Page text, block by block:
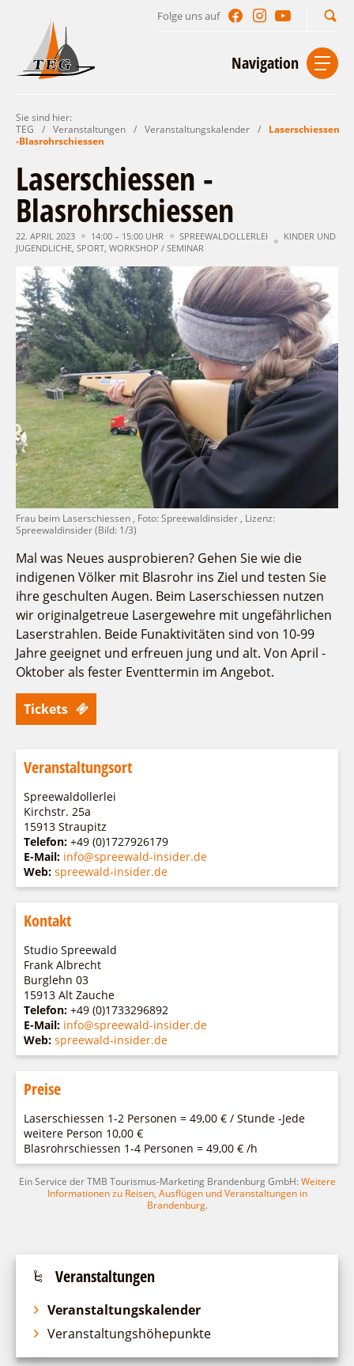
Folge uns auf
Navigation
Start Kontakt
Urlaub im Leichhardt Land
Reisegebiet
Lieblingsorte
Freizeit und Erholung
Auf & im Wasser
Per Rad
Zu Fuß
Aktiverlebnisse
Einkaufen
Sehenswertes
Naturlehrpfad Ludwig Leichhardt
Buchbare Angebote
Individuell
Gruppen
Touristinformationen
Fremdenverkehrsvereine
Ludwig Leichhardt
Kahnfahrten
Fahrgastschiff
Unterkünfte finden
Gastgeberverzeichnis
Gastronomie
Camping
Ferienhaus- und Campingpark „Ludwig
Leichhardt“
Spreewälder Seecamping
Campingplatz am Mochowsee
Campingplatz Jessern
Veranstaltungen
Veranstaltungskalender
Veranstaltungshöhepunkte
Wirtschaftsförderung
Regionalentwicklung
SPOT
Bürgerbus
Naturwelt Lieberoser Heide
Q-Gemeinde Schwielochsee
Staatlich anerkannter Erholungsort Goyatz
Mein Brandenburg – Infostelen
Unternehmensbetreuung
ILB
WFG
Service
Über uns
Team
Aktuelles
Infomaterial
Sie sind hier:
TEG
/ Veranstaltungen / Veranstaltungskalender /
Laserschiessen
-Blasrohrschiessen
Laserschiessen -
Blasrohrschiessen
22. APRIL 2023 14:00 – 15:00 UHR SPREEWALDOLLERLEI
KINDER UND
JUGENDLICHE, SPORT, WORKSHOP / SEMINAR
Frau beim Laserschiessen , Foto: Spreewaldinsider , Lizenz:
Spreewaldinsider (Bild: 1/3)
Mal was Neues ausprobieren? Gehen Sie wie die
indigenen Völker mit Blasrohr ins Ziel und testen Sie
ihre geschulten Augen. Beim Laserschiessen nutzen
wir originalgetreue Lasergewehre mit ungefährlichen
Laserstrahlen. Beide Funaktivitäten sind von 10-99
Jahre geeignet und erfreuen jung und alt. Von April -
Oktober als fester Eventtermin im Angebot.
Tickets
Veranstaltungsort
Spreewaldollerlei
Kirchstr. 25a
15913 Straupitz
Telefon: +49 (0)1727926179
E-Mail: info@spreewald-insider.de
Web: spreewald-insider.de
Kontakt
Studio Spreewald
Frank Albrecht
Burglehn 03
15913 Alt Zauche
Telefon: +49 (0)1733296892
E-Mail: info@spreewald-insider.de
Web: spreewald-insider.de
Preise
Laserschiessen 1-2 Personen = 49,00 € / Stunde -Jede
weitere Person 10,00 €
Blasrohrschiessen 1-4 Personen = 49,00 € /h
Ein Service der TMB Tourismus-Marketing Brandenburg GmbH:Weitere
Informationen zu Reisen, Ausflügen und Veranstaltungen in
Brandenburg.
Veranstaltungen
Veranstaltungskalender
Veranstaltungshöhepunkte